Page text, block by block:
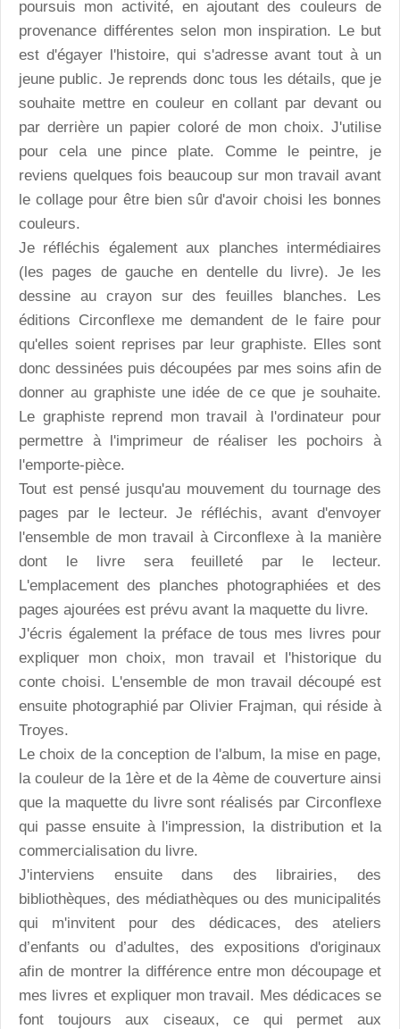
poursuis mon activité, en ajoutant des couleurs de
provenance différentes selon mon inspiration. Le but
est d'égayer l'histoire, qui s'adresse avant tout à un
jeune public. Je reprends donc tous les détails, que je
souhaite mettre en couleur en collant par devant ou
par derrière un papier coloré de mon choix. J'utilise
pour cela une pince plate. Comme le peintre, je
reviens quelques fois beaucoup sur mon travail avant
le collage pour être bien sûr d'avoir choisi les bonnes
couleurs.
Je réfléchis également aux planches intermédiaires
(les pages de gauche en dentelle du livre). Je les
dessine au crayon sur des feuilles blanches. Les
éditions Circonflexe me demandent de le faire pour
qu'elles soient reprises par leur graphiste. Elles sont
donc dessinées puis découpées par mes soins afin de
donner au graphiste une idée de ce que je souhaite.
Le graphiste reprend mon travail à l'ordinateur pour
permettre à l'imprimeur de réaliser les pochoirs à
l'emporte-pièce.
Tout est pensé jusqu'au mouvement du tournage des
pages par le lecteur. Je réfléchis, avant d'envoyer
l'ensemble de mon travail à Circonflexe à la manière
dont le livre sera feuilleté par le lecteur.
L'emplacement des planches photographiées et des
pages ajourées est prévu avant la maquette du livre.
J'écris également la préface de tous mes livres pour
expliquer mon choix, mon travail et l'historique du
conte choisi. L'ensemble de mon travail découpé est
ensuite photographié par Olivier Frajman, qui réside à
Troyes.
Le choix de la conception de l'album, la mise en page,
la couleur de la 1ère et de la 4ème de couverture ainsi
que la maquette du livre sont réalisés par Circonflexe
qui passe ensuite à l'impression, la distribution et la
commercialisation du livre.
J'interviens ensuite dans des librairies, des
bibliothèques, des médiathèques ou des municipalités
qui m'invitent pour des dédicaces, des ateliers
d’enfants ou d’adultes, des expositions d'originaux
afin de montrer la différence entre mon découpage et
mes livres et expliquer mon travail. Mes dédicaces se
font toujours aux ciseaux, ce qui permet aux